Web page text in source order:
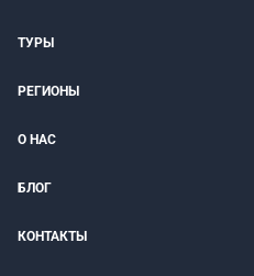
ТУРЫ
РЕГИОНЫ
О НАС
БЛОГ
КОНТАКТЫ